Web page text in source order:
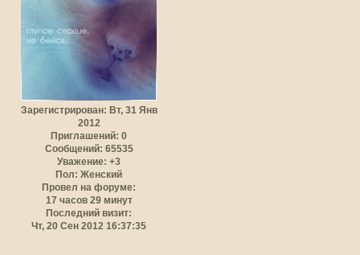
Зарегистрирован: Вт, 31 Янв
2012
Приглашений: 0
Сообщений: 65535
Уважение: +3
Пол: Женский
Провел на форуме:
17 часов 29 минут
Последний визит:
Чт, 20 Сен 2012 16:37:35